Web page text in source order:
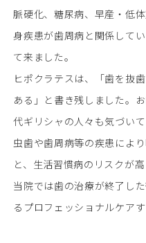
脈硬化、糖尿病、早産・低
身疾患が歯周病と関係して
て来ました。
ヒポクラテスは、「歯を抜
ある」と書き残しました。
代ギリシャの人々も気づいて
虫歯や歯周病等の疾患によ
と、生活習慣病のリスクが
当院では歯の治療が終了し
るプロフェッショナルケア